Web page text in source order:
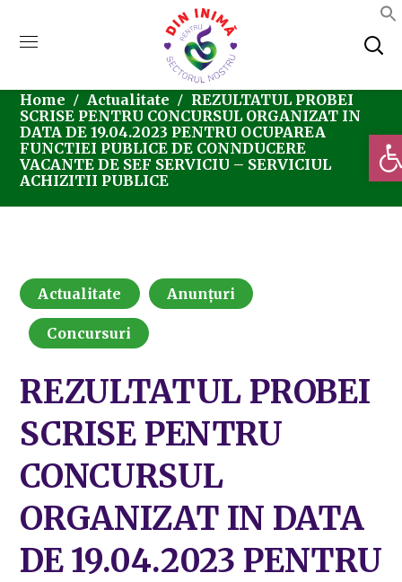
Home Actualitate
REZULTATUL PROBEI
SCRISE PENTRU CONCURSUL ORGANIZAT IN
DATA DE 19.04.2023 PENTRU OCUPAREA
FUNCTIEI PUBLICE DE CONNDUCERE
VACANTE DE SEF SERVICIU – SERVICIUL
ACHIZITII PUBLICE
Actualitate Anunțuri
Concursuri
REZULTATUL PROBEI
SCRISE PENTRU
CONCURSUL
ORGANIZAT IN DATA
DE 19.04.2023 PENTRU